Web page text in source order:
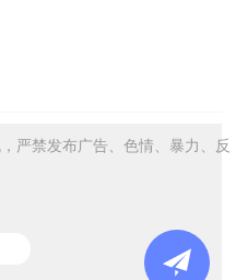
严禁发布广告、色情、暴力、反